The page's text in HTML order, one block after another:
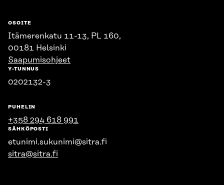
OSOITE
Itämerenkatu 11-13, PL 160,
00181 Helsinki
Saapumisohjeet
Y-TUNNUS
0202132-3
PUHELIN
+358 294 618 991
SÄHKÖPOSTI
etunimi.sukunimi@sitra.fi
sitra@sitra.fi